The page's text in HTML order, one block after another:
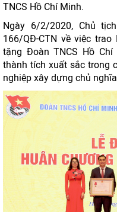
TNCS Hồ Chí Minh.
Ngày 6/2/2020, Chủ
166/QĐ-CTN về việc
tặng Đoàn TNCS Hồ
thành tích xuất sắc trong
nghiệp xây dựng chủ